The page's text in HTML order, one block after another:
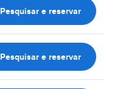
Pesquisar e reservar
Pesquisar e reservar